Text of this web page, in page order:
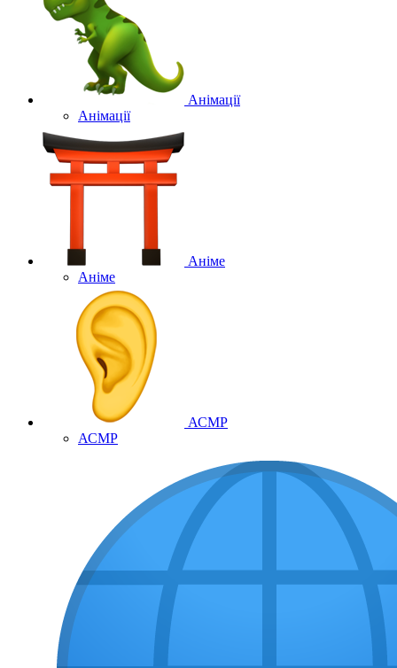
Анімації
Анімації
Аніме
Аніме
АСМР
АСМР